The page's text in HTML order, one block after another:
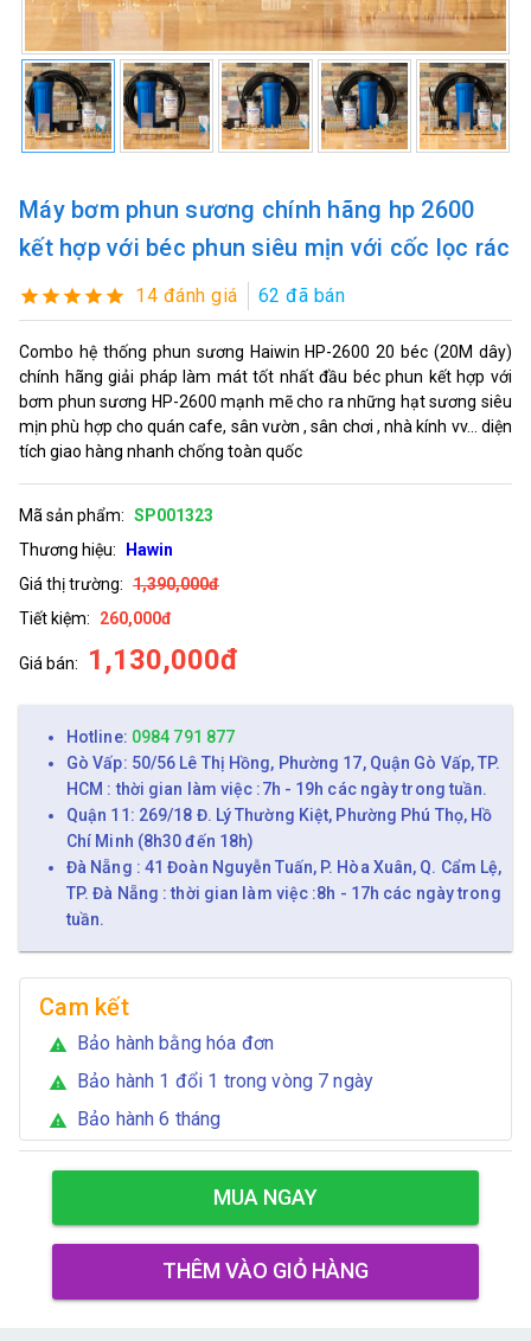
Máy bơm phun sương chính hãng hp 2600
kết hợp với béc phun siêu mịn với cốc lọc rác
14 đánh giá 62 đã bán
Combo hệ thống phun sương Haiwin HP-2600 20 béc (20M dây)
chính hãng giải pháp làm mát tốt nhất đầu béc phun kết hợp với
bơm phun sương HP-2600 mạnh mẽ cho ra những hạt sương siêu
mịn phù hợp cho quán cafe, sân vườn , sân chơi , nhà kính vv... diện
tích giao hàng nhanh chống toàn quốc
Mã sản phẩm: SP001323
Thương hiệu:
Hawin
Giá thị trường: 1,390,000đ
Tiết kiệm:
260,000đ
Giá bán: 1,130,000đ
Hotline: 0984 791 877
Gò Vấp: 50/56 Lê Thị Hồng, Phường 17, Quận Gò Vấp, TP.
HCM : thời gian làm việc :7h - 19h các ngày trong tuần.
Quận 11: 269/18 Đ. Lý Thường Kiệt, Phường Phú Thọ, Hồ
Chí Minh (8h30 đến 18h)
Đà Nẵng : 41 Đoàn Nguyễn Tuấn, P. Hòa Xuân, Q. Cẩm Lệ,
TP. Đà Nẵng : thời gian làm việc :8h - 17h các ngày trong
tuần.
Cam kết
warning Bảo hành bằng hóa đơn
warning Bảo hành 1 đổi 1 trong vòng 7 ngày
warning Bảo hành 6 tháng
MUA NGAY
THÊM VÀO GIỎ HÀNG